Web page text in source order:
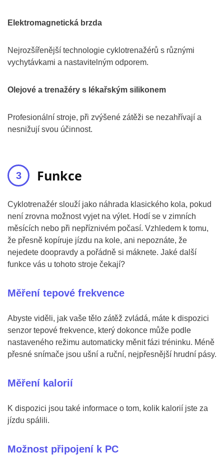
Elektromagnetická brzda
Nejrozšířenější technologie cyklotrenažérů s různými
vychytávkami a nastavitelným odporem.
Olejové a trenažéry s lékařským silikonem
Profesionální stroje, při zvýšené zátěži se nezahřívají a
nesnižují svou účinnost.
Funkce
Cyklotrenažér slouží jako náhrada klasického kola, pokud
není zrovna možnost vyjet na výlet. Hodí se v zimních
měsících nebo při nepříznivém počasí. Vzhledem k tomu,
že přesně kopíruje jízdu na kole, ani nepoznáte, že
nejedete doopravdy a pořádně si máknete. Jaké další
funkce vás u tohoto stroje čekají?
Měření tepové frekvence
Abyste viděli, jak vaše tělo zátěž zvládá, máte k dispozici
senzor tepové frekvence, který dokonce může podle
nastaveného režimu automaticky měnit fázi tréninku. Méně
přesné snímače jsou ušní a ruční, nejpřesnější hrudní pásy.
Měření kalorií
K dispozici jsou také informace o tom, kolik kalorií jste za
jízdu spálili.
Možnost připojení k PC